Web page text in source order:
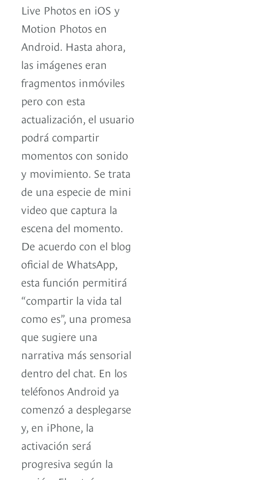
Live Photos en iOS y
Motion Photos en
Android. Hasta ahora,
las imágenes eran
fragmentos inmóviles
pero con esta
actualización, el usuario
podrá compartir
momentos con sonido
y movimiento. Se trata
de una especie de mini
video que captura la
escena del momento.
De acuerdo con el blog
oficial de WhatsApp,
esta función permitirá
“compartir la vida tal
como es”, una promesa
que sugiere una
narrativa más sensorial
dentro del chat. En los
teléfonos Android ya
comenzó a desplegarse
y, en iPhone, la
activación será
progresiva según la